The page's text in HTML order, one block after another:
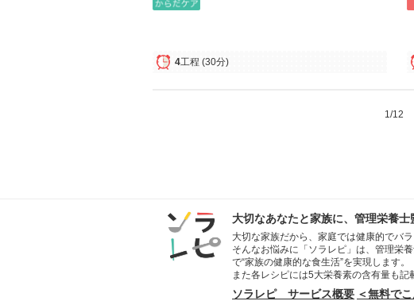
4工程 (30分)
1/12
大切なあなたと家族に、管理栄養
大切な家族だから、家庭では健康的でバ
そんなお悩みに「ソラレピ」は、管理栄
で“家族の健康的な食生活”を実現します。
また各レシピには5大栄養素の含有量も
ソラレピ サービス概要 ＜無料で